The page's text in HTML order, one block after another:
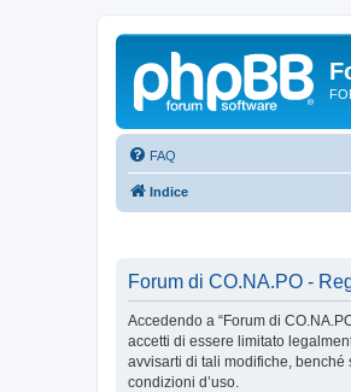
FAQ
Indice
Forum di CO.NA.PO -
Accedendo a “Forum di
accetti di essere limitato
avvisarti di tali modifiche, benché
condizioni d’uso.